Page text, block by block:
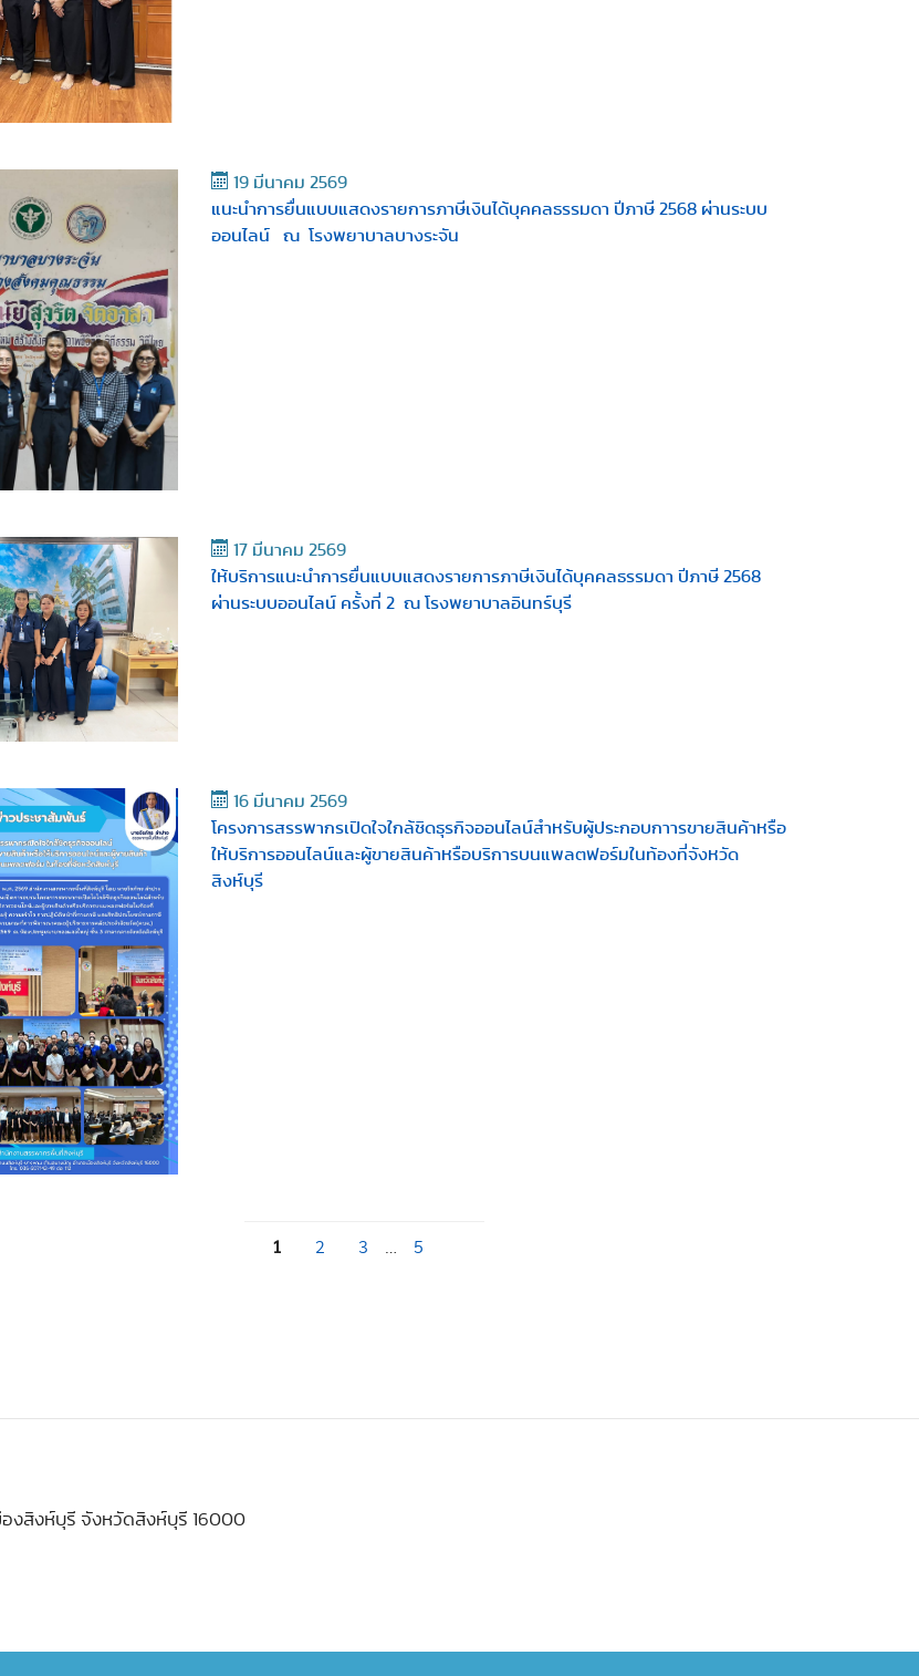
19 มีนาคม 2569
แนะนำการยื่นแบบแสดงรายการภาษีเงินได้บุคคลธรรมดา ปีภาษี 2568 ผ่านระบบ
ออนไลน์ ณ โรงพยาบาลบางระจัน
17 มีนาคม 2569
ให้บริการแนะนำการยื่นแบบแสดงรายการภาษีเงินได้บุคคลธรรมดา ปีภาษี 2568
ผ่านระบบออนไลน์ ครั้งที่ 2 ณ โรงพยาบาลอินทร์บุรี
16 มีนาคม 2569
โครงการสรรพากรเปิดใจใกล้ชิดธุรกิจออนไลน์สำหรับผู้ประกอบกาารขายสินค้าหรือ
ให้บริการออนไลน์และผู้ขายสินค้าหรือบริการบนแพลตฟอร์มในท้องที่จังหวัด
สิงห์บุรี
1 2 3 5
งสิงห์บุรี จังหวัดสิงห์บุรี 16000